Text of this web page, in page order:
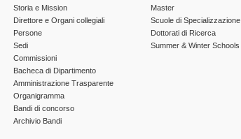
Storia e Mission
Direttore e Organi collegiali
Persone
Sedi
Commissioni
Bacheca di Dipartimento
Amministrazione Trasparente
Organigramma
Bandi di concorso
Archivio Bandi
Master
Scuole di Specializzazione
Dottorati di Ricerca
Summer & Winter Schools